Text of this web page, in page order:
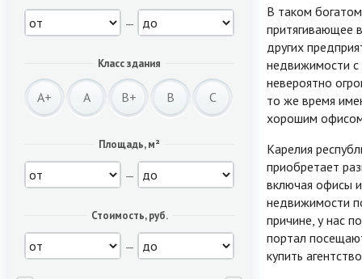
—
Класс здания
A+ A B+ B C
Площадь, м²
—
Стоимость, руб.
—
В таком
притягивающее
других
недвижимости
невероятно
то же время
хорошим
Карелия
приобретает
включая офисы
недвижимости
причине, у нас
портал
купить